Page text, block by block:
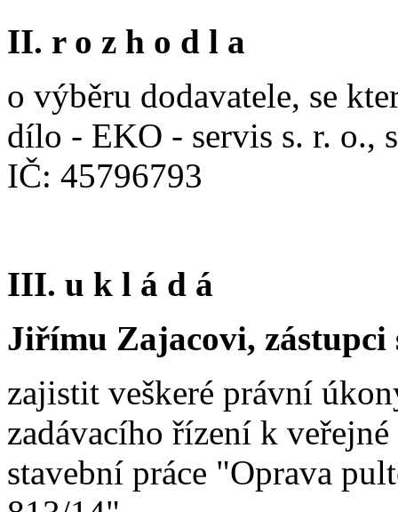
II. r o z h o d l a
o výběru dodavatele, se
dílo - EKO - servis s. r. o.,
IČ: 45796793
III. u k l á d á
Jiřímu Zajacovi, zástupci
zajistit veškeré právní
zadávacího řízení k veřejné
stavební práce "Oprava